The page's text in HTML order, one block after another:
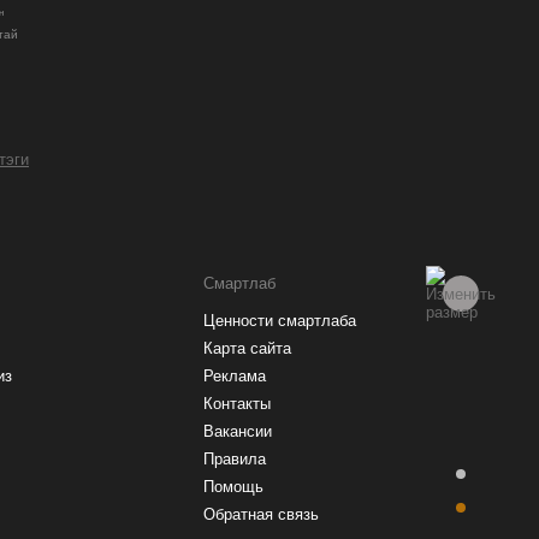
Смартлаб
Ценности смартлаба
Карта сайта
Реклама
Контакты
Вакансии
Правила
Помощь
Обратная связь